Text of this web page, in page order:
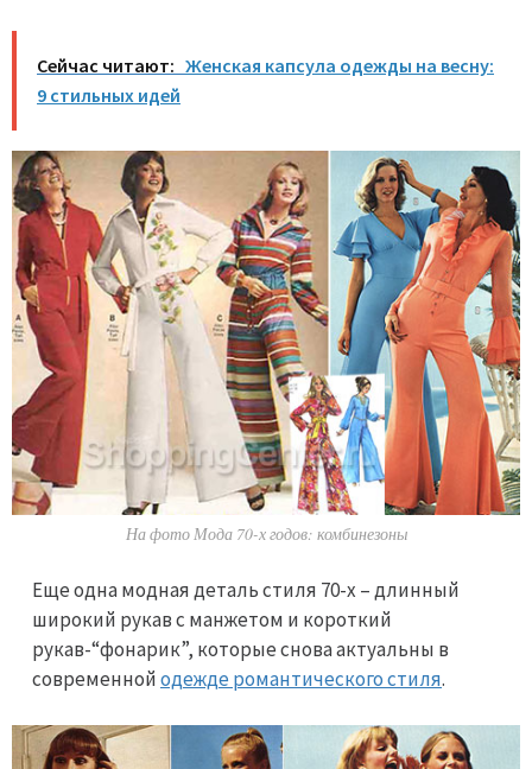
Сейчас читают: Женская капсула одежды на весну:
9 стильных идей
На фото Мода 70-х годов: комбинезоны
Еще одна модная деталь стиля 70-х – длинный
широкий рукав с манжетом и короткий
рукав-“фонарик”, которые снова актуальны в
современнойодежде романтического стиля.